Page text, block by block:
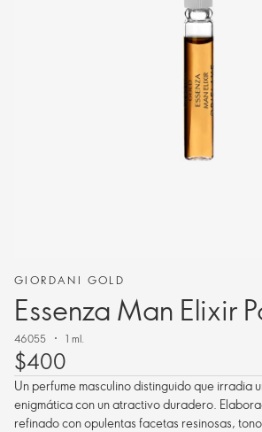
GIORDANI GOLD
Essenza Man Elixir
46055 1 ml.
$400
Un perfume masculino distinguido que irradia
enigmática con un atractivo duradero.
refinado con opulentas facetas resinosas,